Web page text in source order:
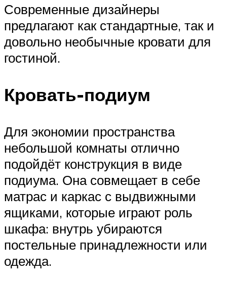
Современные дизайнеры
предлагают как стандартные, так и
довольно необычные кровати для
гостиной.
Кровать-подиум
Для экономии пространства
небольшой комнаты отлично
подойдёт конструкция в виде
подиума. Она совмещает в себе
матрас и каркас с выдвижными
ящиками, которые играют роль
шкафа: внутрь убираются
постельные принадлежности или
одежда.